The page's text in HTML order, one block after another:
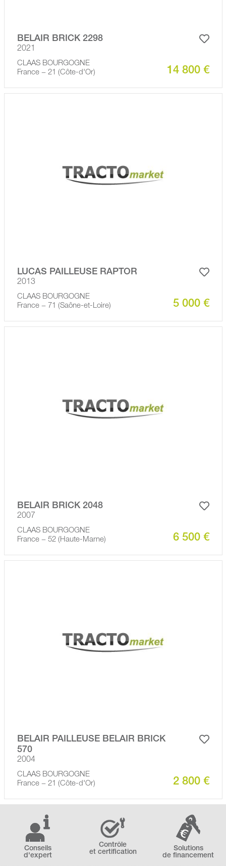
BELAIR BRICK 2298
2021
CLAAS BOURGOGNE
France − 21 (Côte-d'Or)
14 800 €
LUCAS PAILLEUSE RAPTOR
2013
CLAAS BOURGOGNE
France − 71 (Saône-et-Loire)
5 000 €
BELAIR BRICK 2048
2007
CLAAS BOURGOGNE
France − 52 (Haute-Marne)
6 500 €
BELAIR PAILLEUSE BELAIR BRICK
570
2004
CLAAS BOURGOGNE
France − 21 (Côte-d'Or)
2 800 €
Conseils
d'expert
Contrôle
et certification
Solutions
de financement